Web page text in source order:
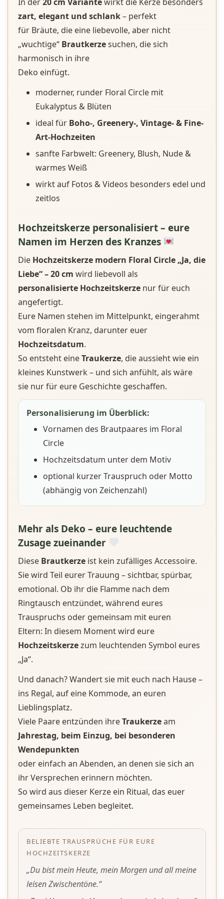
zart, elegant und schlank– perfekt
für Bräute, die eine liebevolle, aber nicht
„wuchtige“ Brautkerzesuchen, die sich
harmonisch in ihre
Deko einfügt.
moderner, runder Floral Circle mit
Eukalyptus & Blüten
ideal für Boho-, Greenery-, Vintage- & Fine-
Art-Hochzeiten
sanfte Farbwelt: Greenery, Blush, Nude &
warmes Weiß
wirkt auf Fotos & Videos besonders edel und
zeitlos
Hochzeitskerze personalisiert – eure
Namen im Herzen des Kranzes
Die Hochzeitskerze modern Floral Circle „Ja, die
Liebe“ – 20 cm wird liebevoll als
personalisierte Hochzeitskerze nur für euch
angefertigt.
Eure Namen stehen im Mittelpunkt, eingerahmt
vom floralen Kranz, darunter euer
Hochzeitsdatum.
So entsteht eineTraukerze, die aussieht wie ein
kleines Kunstwerk – und sich anfühlt, als wäre
sie nur für eure Geschichte geschaffen.
Personalisierung im Überblick:
Vornamen des Brautpaares im Floral
Circle
Hochzeitsdatum unter dem Motiv
optional kurzer Trauspruch oder Motto
(abhängig von Zeichenzahl)
Mehr als Deko – eure leuchtende
Zusage zueinander
Diese Brautkerze ist kein zufälliges Accessoire.
Sie wird Teil eurer Trauung – sichtbar, spürbar,
emotional. Ob ihr die Flamme nach dem
Ringtausch entzündet, während eures
Trauspruchs oder gemeinsam mit euren
Eltern: In diesem Moment wird eure
Hochzeitskerzezum leuchtenden Symbol eures
„Ja“.
Und danach? Wandert sie mit euch nach Hause –
ins Regal, auf eine Kommode, an euren
Lieblingsplatz.
Viele Paare entzünden ihreTraukerzeam
Jahrestag, beim Einzug, bei besonderen
Wendepunkten
oder einfach an Abenden, an denen sie sich an
ihr Versprechen erinnern möchten.
So wird aus dieser Kerze ein Ritual, das euer
gemeinsames Leben begleitet.
BELIEBTE TRAUSPRÜCHE FÜR EURE
HOCHZEITSKERZE
„Du bist mein Heute, mein Morgen und all meine
leisen Zwischentöne.“